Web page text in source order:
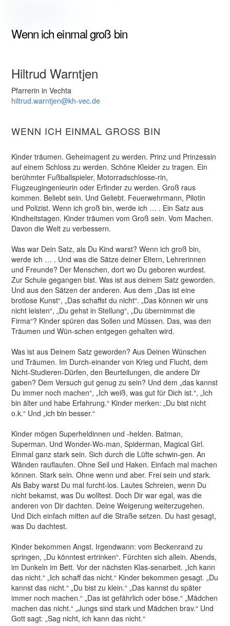
Wenn ich einmal groß bin
Hiltrud Warntjen
Pfarrerin in Vechta
hiltrud.warntjen@kh-vec.de
WENN ICH EINMAL GROSS BIN
Kinder träumen. Geheimagent zu werden. Prinz und Prinzessin
auf einem Schloss zu werden. Schöne Kleider zu tragen. Ein
berühmter Fußballspieler, Motorradschlosse-rin,
Flugzeugingenieurin oder Erfinder zu werden. Groß raus
kommen. Beliebt sein. Und Geliebt. Feuerwehrmann, Pilotin
und Polizist. Wenn ich groß bin, werde ich … . Ein Satz aus
Kindheitstagen. Kinder träumen vom Groß sein. Vom Machen.
Davon die Welt zu verbessern.
Was war Dein Satz, als Du Kind warst? Wenn ich groß bin,
werde ich … . Und was die Sätze deiner Eltern, Lehrerinnen
und Freunde? Der Menschen, dort wo Du geboren wurdest.
Zur Schule gegangen bist. Was ist aus deinem Satz geworden.
Und aus den Sätzen der anderen. Aus dem „Das ist eine
brotlose Kunst“, „Das schaffst du nicht“. „Das können wir uns
nicht leisten“, „Du gehst in Stellung“, „Du übernimmst die
Firma“? Kinder spüren das Sollen und Müssen. Das, was den
Träumen und Wün-schen entgegen gehalten wird.
Was ist aus Deinem Satz geworden? Aus Deinen Wünschen
und Träumen. Im Durch-einander von Krieg und Flucht, dem
Nicht-Studieren-Dürfen, den Beurteilungen, die andere Dir
gaben? Dem Versuch gut genug zu sein? Und dem „das kannst
Du immer noch machen“, „Ich weiß, was gut für Dich ist.“, „Ich
bin älter und habe Erfahrung.“ Kinder merken: „Du bist nicht
o.k.“ Und „ich bin besser.“
Kinder mögen Superheldinnen und -helden. Batman,
Superman. Und Wonder-Wo-man, Spiderman, Magical Girl.
Einmal ganz stark sein. Sich durch die Lüfte schwin-gen. An
Wänden rauflaufen. Ohne Seil und Haken. Einfach mal machen
können. Stark sein. Ohne wenn und aber. Frei sein und stark.
Als Baby warst Du mal furcht-los. Lautes Schreien, wenn Du
nicht bekamst, was Du wolltest. Doch Dir war egal, was die
anderen von Dir dachten. Deine Weigerung weiterzugehen.
Und Dich einfach mitten auf die Straße setzen. Du hast gesagt,
was Du dachtest.
Kinder bekommen Angst. Irgendwann: vom Beckenrand zu
springen, „Du könntest ertrinken“. Fürchten sich allein. Abends,
im Dunkeln im Bett. Vor der nächsten Klas-senarbeit. „Ich kann
das nicht.“ „Ich schaff das nicht.“ Kinder bekommen gesagt. „Du
kannst das nicht.“ „Du bist zu klein.“ „Das kannst du später
immer noch machen.“ „Das ist gefährlich oder böse.“ „Mädchen
machen das nicht.“ „Jungs sind stark und Mädchen brav.“ Und
Gott sagt: „Sag nicht, ich kann das nicht.“